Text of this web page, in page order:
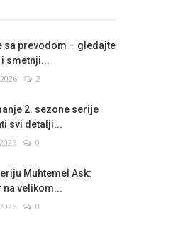
sa prevodom – gledajte
smetnji...
2
2. sezone serije
svi detalji...
0
Muhtemel Ask:
na velikom...
0